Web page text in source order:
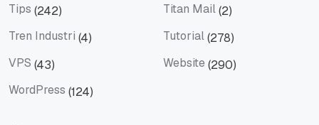
Tips (242) Titan Mail(2)
Tren Industri (4) Tutorial(278)
VPS (43) Website (290)
WordPress (124)